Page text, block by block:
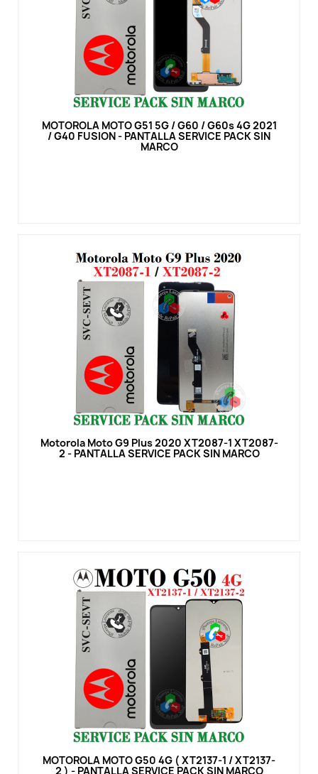
Vista rápida
MOTOROLA MOTO G51 5G / G60 / G60s 4G 2021
/ G40 FUSION - PANTALLA SERVICE PACK SIN
MARCO
Vista rápida
Motorola Moto G9 Plus 2020 XT2087-1 XT2087-
2 - PANTALLA SERVICE PACK SIN MARCO
Vista rápida
MOTOROLA MOTO G50 4G ( XT2137-1 / XT2137-
2 ) - PANTALLA SERVICE PACK SIN MARCO